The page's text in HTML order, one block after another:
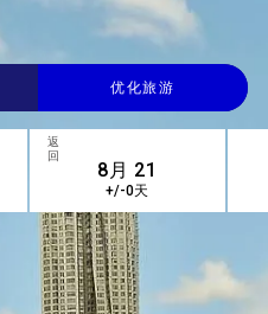
优化旅游
返
回
+/-0天